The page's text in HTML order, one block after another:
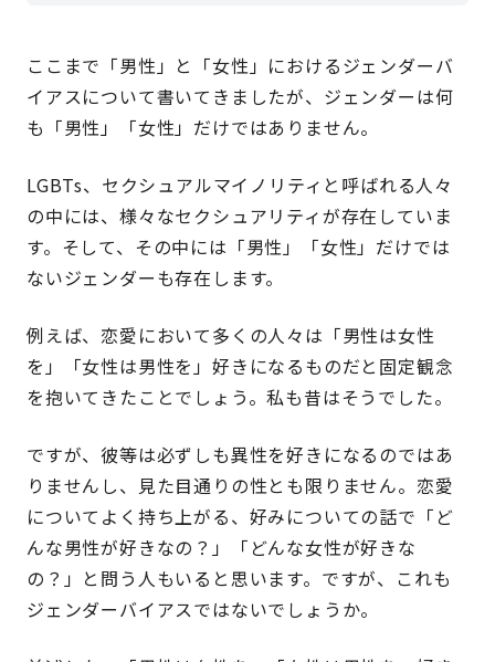
ここまで「男性」と「女性」におけるジェンダーバ
イアスについて書いてきましたが、ジェンダーは何
も「男性」「女性」だけではありません。
LGBTs、セクシュアルマイノリティと呼ばれる人々
の中には、様々なセクシュアリティが存在していま
す。そして、その中には「男性」「女性」だけでは
ないジェンダーも存在します。
例えば、恋愛において多くの人々は「男性は女性
を」「女性は男性を」好きになるものだと固定観念
を抱いてきたことでしょう。私も昔はそうでした。
ですが、彼等は必ずしも異性を好きになるのではあ
りませんし、見た目通りの性とも限りません。恋愛
についてよく持ち上がる、好みについての話で「ど
んな男性が好きなの？」「どんな女性が好きな
の？」と問う人もいると思います。ですが、これも
ジェンダーバイアスではないでしょうか。